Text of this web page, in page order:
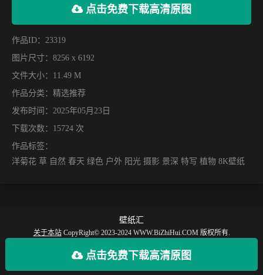
点击免费下载高清原图
点击免费下载高清原图
作品ID：23319
图片尺寸：8256 x 6192
文件大小：11.49 M
作品分类： 精选推荐
发布时间：2025年05月23日
下载次数：15724 次
作品标签：
洋菊花 草 自然 春天 绿色 户外 阳光 摄影 景深 特写 植物 8K壁纸
壁纸汇
关于本站CopyRight© 2023-2024 WWW.BiZhiHui.COM 版权所有.
【壁纸汇】提供丰富的手机壁纸，电脑壁纸、动漫壁纸、电脑桌面、手机全屏壁
纸等最新款、火爆、好看的高清4K、超清8K壁纸图片免费下载。